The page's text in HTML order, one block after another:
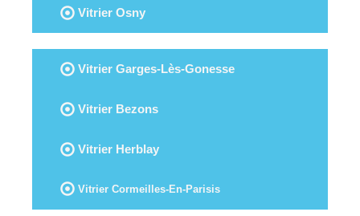
Vitrier Osny
Vitrier Garges-Lès-Gonesse
Vitrier Bezons
Vitrier Herblay
Vitrier Cormeilles-En-Parisis